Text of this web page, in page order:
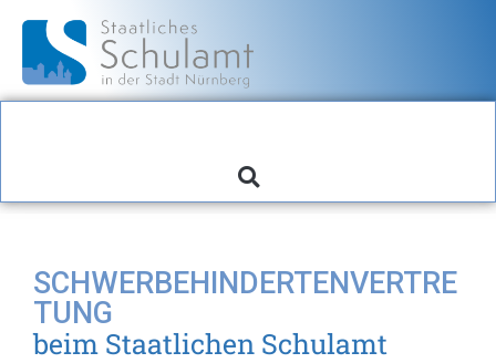
SCHWERBEHINDERTENVERTRE
TUNG
beim Staatlichen Schulamt